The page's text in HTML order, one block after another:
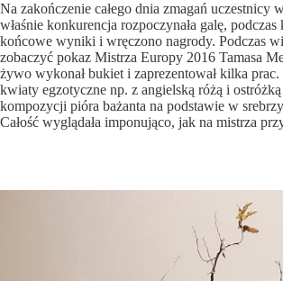
Na zakończenie całego dnia zmagań uczestnicy
właśnie konkurencja rozpoczynała galę,
końcowe wyniki i wręczono nagrody. Podczas
zobaczyć pokaz Mistrza Europy 2016 Tamasa
żywo wykonał bukiet i zaprezentował kilka prac.
kwiaty egzotyczne np. z angielską różą i
kompozycji pióra bażanta na podstawie w
Całość wyglądała imponująco, jak na mistrza